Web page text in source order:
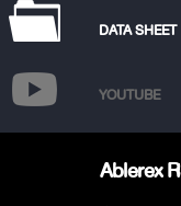
DATA SHEET
YOUTUBE
Ablerex